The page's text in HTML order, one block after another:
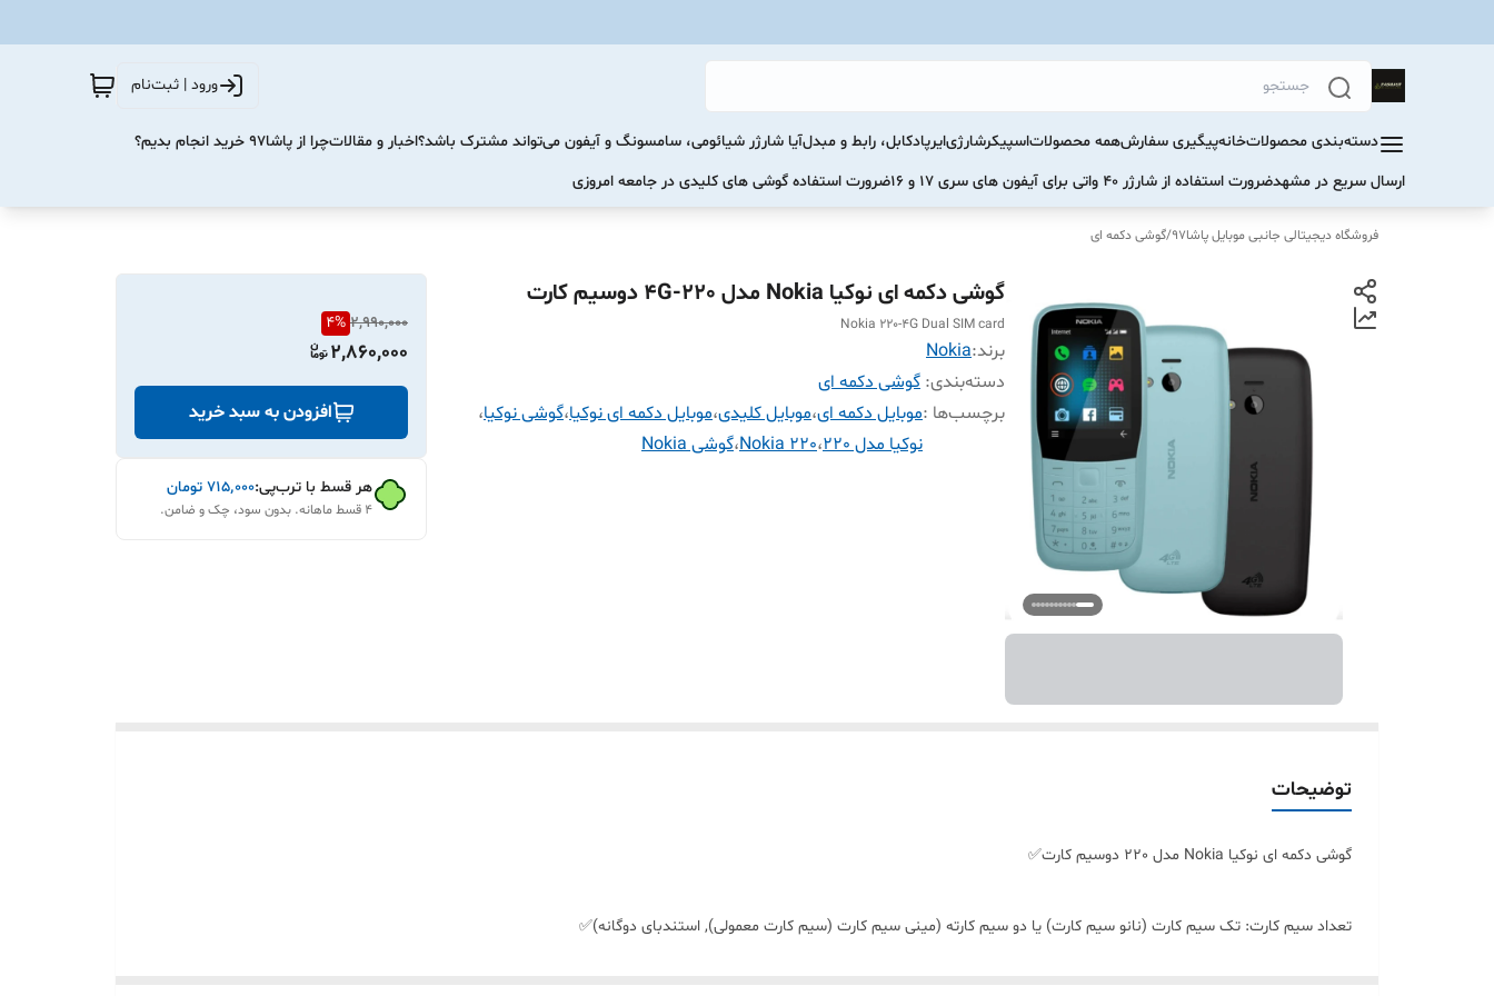
ورود | ثبت‌نام
دسته‌بندی محصولاتخانهپیگیری سفارشهمه محصولاتاسپیکرشارژیایرپادکابل، رابط و مبدلآیا شارژر شیائومی، سامسونگ و آیفون می‌تواند مشترک باشد؟اخبار و مقالاتچرا از پاشا۹۷ خرید انجام بدیم؟
ارسال سریع در مشهدضرورت استفاده از شارژر ۴۰ واتی برای آیفون های سری ۱۷ و ۱۶ ضرورت استفاده گوشی های کلیدی در جامعه امروزی
فروشگاه دیجیتالی جانبی موبایل پاشا97 /گوشی دکمه ای
گوشی دکمه ای نوکیا Nokia مدل 220-4G دو‌سیم کارت
Nokia 220-4G Dual SIM card
برند:Nokia
دسته‌بندی: گوشی دکمه ای
برچسب‌ها :موبایل دکمه ای،موبایل کلیدی،موبایل دکمه ای نوکیا،گوشی نوکیا،
نوکیا مدل 220
،Nokia 220،گوشی Nokia
2,990,000
4%
2,860,000
افزودن به سبد خرید
هر قسط با ترب‌پی:۷۱۵٬۰۰۰ تومان
۴ قسط ماهانه. بدون سود، چک و ضامن.
توضیحات
گوشی دکمه ای نوکیا Nokia مدل 220 دو‌سیم کارت✅
تعداد سیم کارت: تک سیم کارت (نانو سیم کارت) یا دو سیم کارته (مینی سیم کارت (سیم کارت معمولی), استندبای دوگانه)✅